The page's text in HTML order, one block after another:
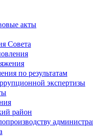
акты
Совета
по результатам
экспертизы
район